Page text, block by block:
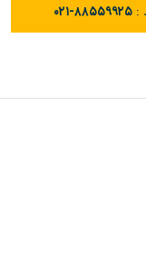
: ۰۲۱-۸۸۵۵۹۹۲۵